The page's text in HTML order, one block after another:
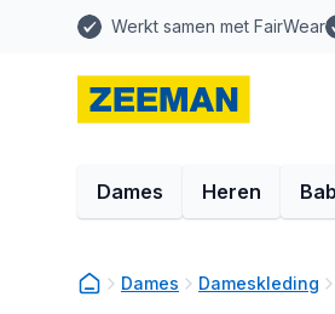
Werkt samen met FairWear
Dames Heren
Dames Dameskleding